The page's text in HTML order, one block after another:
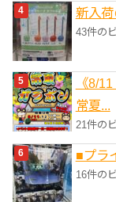
新入
43件の
《8/
常夏...
21件の
■プラ
16件の